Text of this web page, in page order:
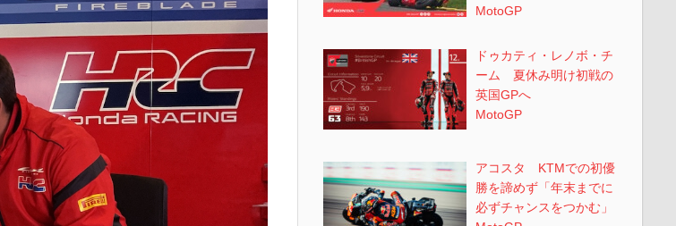
MotoGP
ドゥカティ・レノボ・チ
ーム 夏休み明け初戦の
英国GPへ
MotoGP
アコスタ KTMでの初優
勝を諦めず「年末までに
必ずチャンスをつかむ」